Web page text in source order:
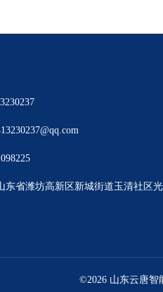
东省潍坊高新区新城街道玉清社区
©2026 山东云唐